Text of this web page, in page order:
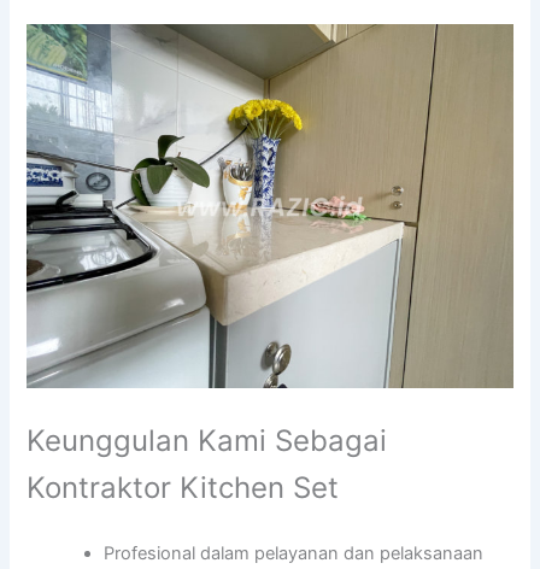
Keunggulan Kami Sebagai
Kontraktor Kitchen Set
Profesional dalam pelayanan dan pelaksanaan